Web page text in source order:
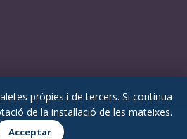
2026 Psicodex
pròpies i de tercers. Si continua
de la instal·lació de les mateixes.
Acceptar